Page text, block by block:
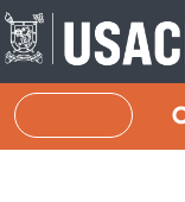
Skip to main content
Search